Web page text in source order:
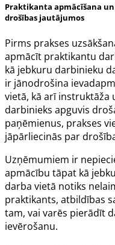
Praktikanta apmācīšana
drošības jautājumos
Pirms prakses
apmācīt praktikantu
kā jebkuru darbinieku
ir jānodrošina
vietā, kā arī instruktāža
darbinieks apguvis
paņēmienus, prakses
jāpārliecinās par
Uzņēmumiem ir
apmācību tāpat kā
darba vietā notiks
praktikants, atbildības
tam, vai varēs pierādīt
ievērošanu.